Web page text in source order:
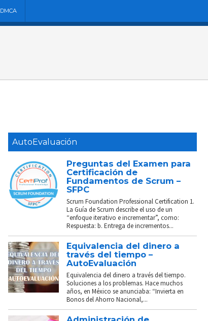
DMCA
AutoEvaluación
Preguntas del Examen para
Certificación de
Fundamentos de Scrum –
SFPC
Scrum Foundation Professional Certification 1.
La Guía de Scrum describe el uso de un
“enfoque iterativo e incrementar”, como:
Respuesta: b. Entrega de incrementos...
Equivalencia del dinero a
través del tiempo –
AutoEvaluación
Equivalencia del dinero a través del tiempo.
Soluciones a los problemas. Hace muchos
años, en México se anunciaba: “Invierta en
Bonos del Ahorro Nacional,...